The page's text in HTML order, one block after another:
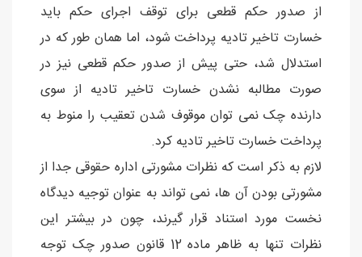
از صدور حکم قطعی برای توقف اجرای حکم باید
خسارت تاخیر تادیه پرداخت شود، اما همان طور که در
استدلال شد، حتی پیش از صدور حکم قطعی نیز در
صورت مطالبه نشدن خسارت تاخیر تادیه از سوی
دارنده چک نمی توان موقوف شدن تعقیب را منوط به
پرداخت خسارت تاخیر تادیه کرد.
لازم به ذکر است که نظرات مشورتی اداره حقوقی جدا از
مشورتی بودن آن ها، نمی تواند به عنوان توجیه دیدگاه
نخست مورد استناد قرار گیرند، چون در بیشتر این
نظرات تنها به ظاهر ماده 12 قانون صدور چک توجه